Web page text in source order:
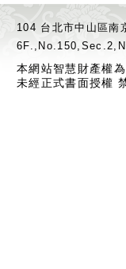
104 台北市中山區
本網站智慧財產權
未經正式書面授權